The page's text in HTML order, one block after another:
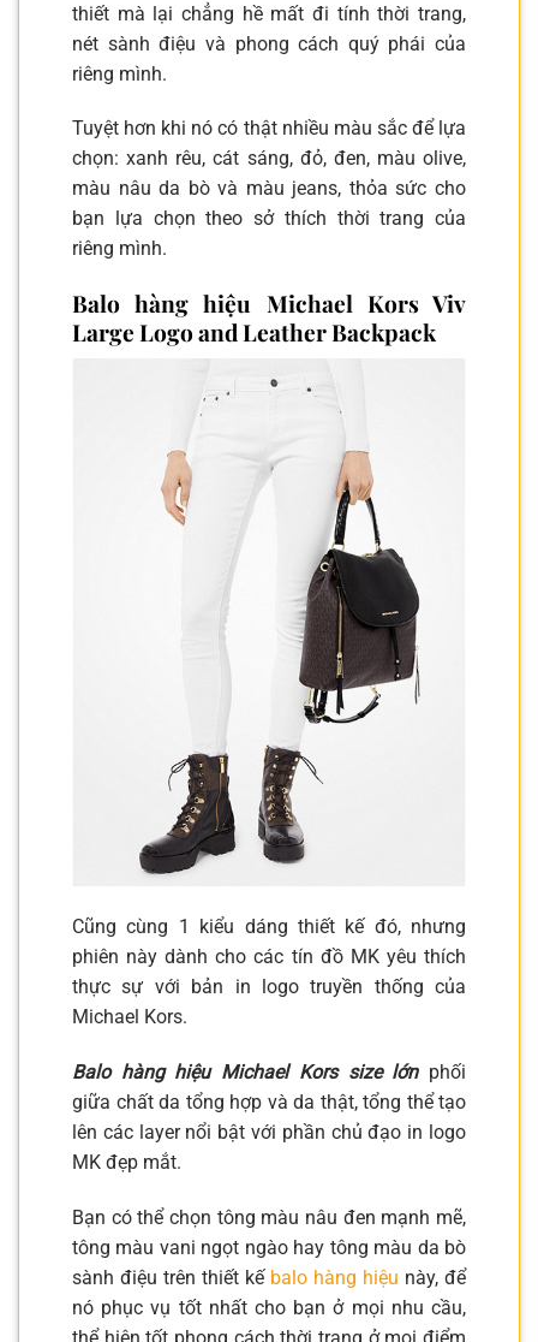
thiết mà lại chẳng hề mất đi tính thời trang,
nét sành điệu và phong cách quý phái của
riêng mình.
Tuyệt hơn khi nó có thật nhiều màu sắc để lựa
chọn: xanh rêu, cát sáng, đỏ, đen, màu olive,
màu nâu da bò và màu jeans, thỏa sức cho
bạn lựa chọn theo sở thích thời trang của
riêng mình.
Balo hàng hiệu Michael Kors Viv
Large Logo and Leather Backpack
Cũng cùng 1 kiểu dáng thiết kế đó, nhưng
phiên này dành cho các tín đồ MK yêu thích
thực sự với bản in logo truyền thống của
Michael Kors.
Balo hàng hiệu Michael Kors size lớnphối
giữa chất da tổng hợp và da thật, tổng thể tạo
lên các layer nổi bật với phần chủ đạo in logo
MK đẹp mắt.
Bạn có thể chọn tông màu nâu đen mạnh mẽ,
tông màu vani ngọt ngào hay tông màu da bò
sành điệu trên thiết kế balo hàng hiệu này, để
nó phục vụ tốt nhất cho bạn ở mọi nhu cầu,